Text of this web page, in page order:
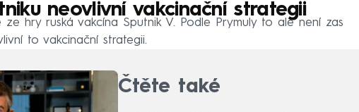
neovlivní vakcinační strategii
ze hry ruská vakcína Sputnik V. Podle Prymuly to ale není zas
to vakcinační strategii.
Čtěte také